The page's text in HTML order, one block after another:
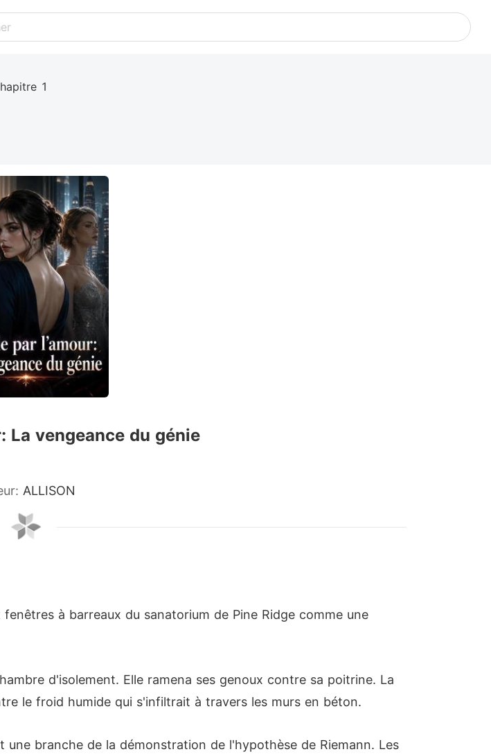
1
La vengeance du génie
ALLISON
à barreaux du sanatorium de Pine Ridge comme une
d'isolement. Elle ramena ses genoux contre sa poitrine. La
le froid humide qui s'infiltrait à travers les murs en béton.
branche de la démonstration de l'hypothèse de Riemann. Les